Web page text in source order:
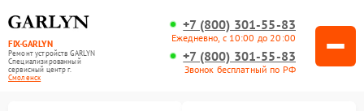
FIX-GARLYN
Ремонт устройств GARLYN
Специализированный
cервисный центр г.
Смоленск
+7 (800) 301-55-83
Ежедневно, с 10:00 до 20:00
+7 (800) 301-55-83
Звонок бесплатный по РФ